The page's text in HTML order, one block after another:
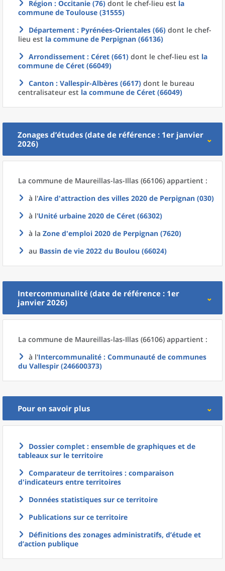
Région : Occitanie (76) dont le chef-lieu est la
commune de Toulouse (31555)
Département : Pyrénées-Orientales (66) dont le chef-
lieu est la commune de Perpignan (66136)
Arrondissement : Céret (661) dont le chef-lieu est la
commune de Céret (66049)
Canton : Vallespir-Albères (6617) dont le bureau
centralisateur est la commune de Céret (66049)
Zonages d’études (date de référence : 1er janvier
2026)
La commune de Maureillas-las-Illas (66106) appartient :
à l'Aire d'attraction des villes 2020 de Perpignan (030)
à l'Unité urbaine 2020 de Céret (66302)
à la Zone d'emploi 2020 de Perpignan (7620)
au Bassin de vie 2022 du Boulou (66024)
Intercommunalité (date de référence : 1er
janvier 2026)
La commune de Maureillas-las-Illas (66106) appartient :
à l'Intercommunalité : Communauté de communes
du Vallespir (246600373)
Pour en savoir plus
Dossier complet : ensemble de graphiques et de
tableaux sur le territoire
Comparateur de territoires : comparaison
d'indicateurs entre territoires
Données statistiques sur ce territoire
Publications sur ce territoire
Définitions des zonages administratifs, d’étude et
d’action publique